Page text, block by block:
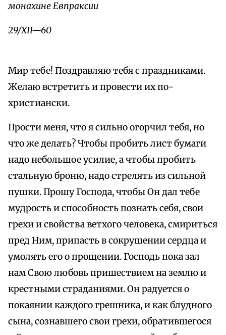
монахине Евпраксии
29/XII—60
Мир тебе! Поздравляю тебя с праздниками.
Желаю встретить и провести их по-
христиански.
Прости меня, что я сильно огорчил тебя, но
что же делать? Чтобы пробить лист бумаги
надо небольшое усилие, а чтобы пробить
стальную броню, надо стрелять из сильной
пушки. Прошу Господа, чтобы Он дал тебе
мудрость и способность познать себя, свои
грехи и свойства ветхого человека, смириться
пред Ним, припасть в сокрушении сердца и
умолять его о прощении. Господь пока зал
нам Свою любовь пришествием на землю и
крестными страданиями. Он радуется о
покаянии каждого грешника, и как блудного
сына, сознавшего свои грехи, обратившегося